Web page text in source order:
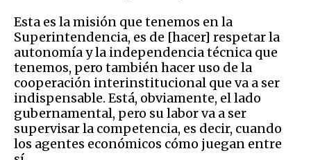
Esta es la misión que tenemos en la
Superintendencia, es de [hacer] respetar la
autonomía y la independencia técnica que
tenemos, pero también hacer uso de la
cooperación interinstitucional que va a ser
indispensable. Está, obviamente, el lado
gubernamental, pero su labor va a ser
supervisar la competencia, es decir, cuando
los agentes económicos cómo juegan entre